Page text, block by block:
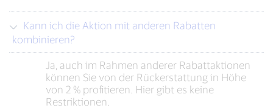
kombinieren?
Ja, auch im Rahmen anderer Rabattaktionen
können Sie von der Rückerstattung in Höhe
von 2 % profitieren. Hier gibt es keine
Restriktionen.